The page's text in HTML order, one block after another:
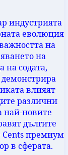
индустрията
еволюция
на
на
на содата,
демонстрира
влияят
различни
най-новите
дългите
премиум
в сферата.